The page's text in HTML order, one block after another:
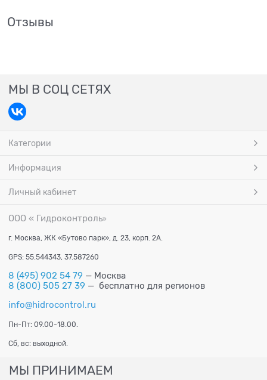
Отзывы
МЫ В СОЦ СЕТЯХ
Категории
Информация
Личный кабинет
ООО « Гидроконтроль»
г. Москва, ЖК «Бутово парк», д. 23, корп. 2А.
GPS: 55.544343, 37.587260
8 (495) 902 54 79 — Москва
8 (800) 505 27 39 — бесплатно для регионов
info@hidrocontrol.ru
Пн-Пт: 09.00-18.00.
Сб, вс: выходной.
МЫ ПРИНИМАЕМ